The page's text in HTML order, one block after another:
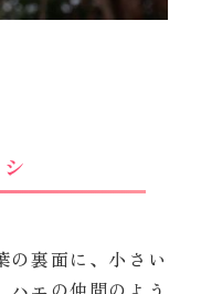
裏面に、小さい